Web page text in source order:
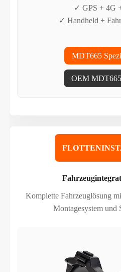
✓ GPS + 4G
✓ Handheld +
MDT665
OEM
Komplette Fahrzeuglösung
Montagesystem und